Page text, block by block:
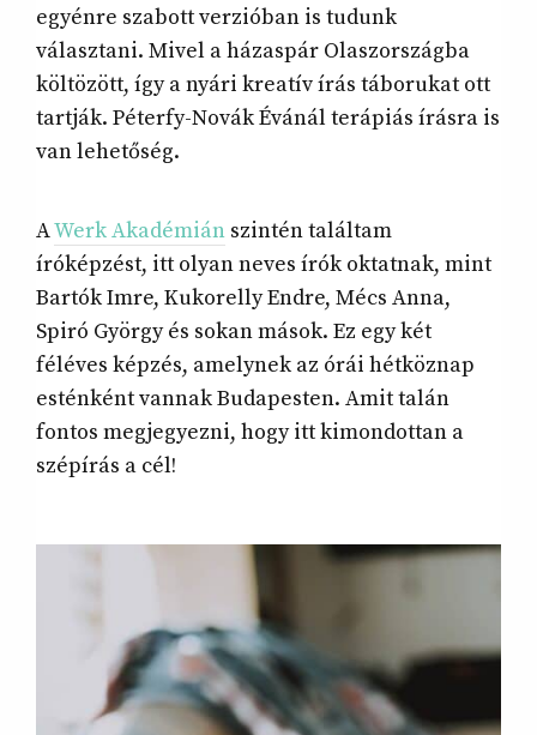
egyénre szabott verzióban is tudunk
választani. Mivel a házaspár Olaszországba
költözött, így a nyári kreatív írás táborukat ott
tartják. Péterfy-Novák Évánál terápiás írásra is
van lehetőség.
AWerk Akadémián szintén találtam
íróképzést, itt olyan neves írók oktatnak, mint
Bartók Imre, Kukorelly Endre, Mécs Anna,
Spiró György és sokan mások. Ez egy két
féléves képzés, amelynek az órái hétköznap
esténként vannak Budapesten. Amit talán
fontos megjegyezni, hogy itt kimondottan a
szépírás a cél!